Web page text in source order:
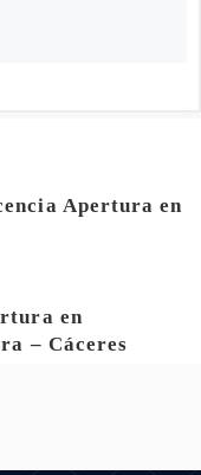
Apertura en
en
– Cáceres